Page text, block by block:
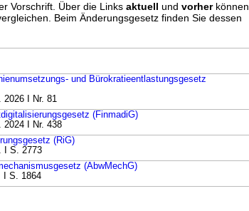
Vorschrift. Über die Links aktuell und vorherkönnen
Beim Änderungsgesetz finden Sie dessen
und Bürokratieentlastungsgesetz
2026 I Nr. 81
(FinmadiG)
2024 I Nr. 438
(RiG)
I S. 2773
(AbwMechG)
I S. 1864